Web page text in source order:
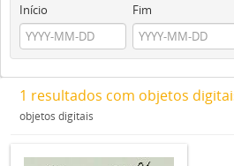
Início Fim
1 resultados com objetos
objetos digitais